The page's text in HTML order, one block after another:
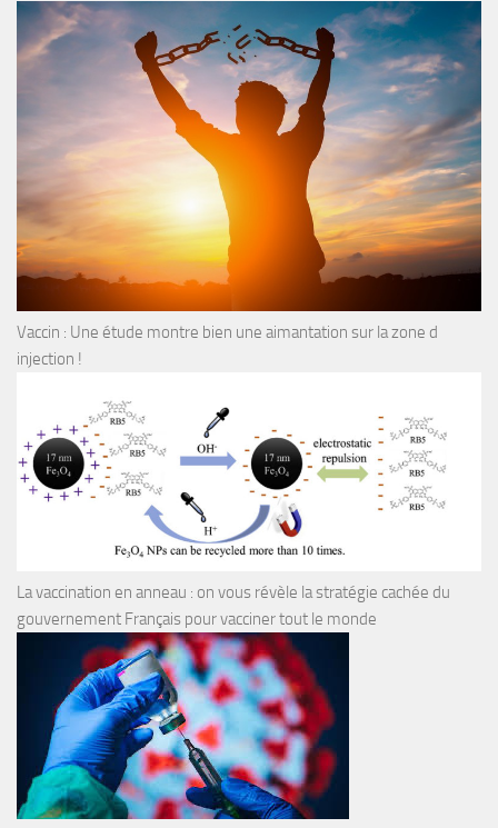
Vaccin : Une étude montre bien une aimantation sur la zone d
injection !
La vaccination en anneau : on vous révèle la stratégie cachée du
gouvernement Français pour vacciner tout le monde